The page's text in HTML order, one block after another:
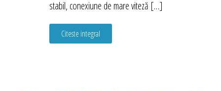
stabil, conexiune de mare viteză […]
Citeste integral